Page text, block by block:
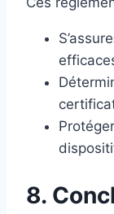
8.